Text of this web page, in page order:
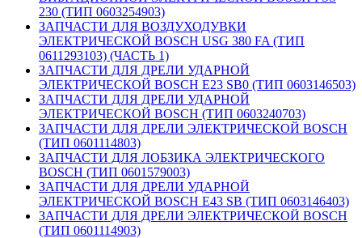
230 (ТИП 0603254903)
ЗАПЧАСТИ ДЛЯ ВОЗДУХОДУВКИ
ЭЛЕКТРИЧЕСКОЙ BOSCH USG 380 FA (ТИП
0611293103) (ЧАСТЬ 1)
ЗАПЧАСТИ ДЛЯ ДРЕЛИ УДАРНОЙ
ЭЛЕКТРИЧЕСКОЙ BOSCH E23 SB0 (ТИП 0603146503)
ЗАПЧАСТИ ДЛЯ ДРЕЛИ УДАРНОЙ
ЭЛЕКТРИЧЕСКОЙ BOSCH (ТИП 0603240703)
ЗАПЧАСТИ ДЛЯ ДРЕЛИ ЭЛЕКТРИЧЕСКОЙ BOSCH
(ТИП 0601114803)
ЗАПЧАСТИ ДЛЯ ЛОБЗИКА ЭЛЕКТРИЧЕСКОГО
BOSCH (ТИП 0601579003)
ЗАПЧАСТИ ДЛЯ ДРЕЛИ УДАРНОЙ
ЭЛЕКТРИЧЕСКОЙ BOSCH E43 SB (ТИП 0603146403)
ЗАПЧАСТИ ДЛЯ ДРЕЛИ ЭЛЕКТРИЧЕСКОЙ BOSCH
(ТИП 0601114903)